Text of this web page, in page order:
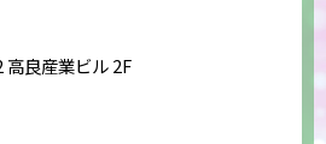
良産業ビル 2F